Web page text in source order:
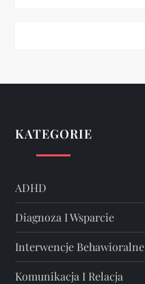
KATEGORIE
ADHD
Diagnoza I Wsparcie
Interwencje Behawioralne
Komunikacja I Relacja